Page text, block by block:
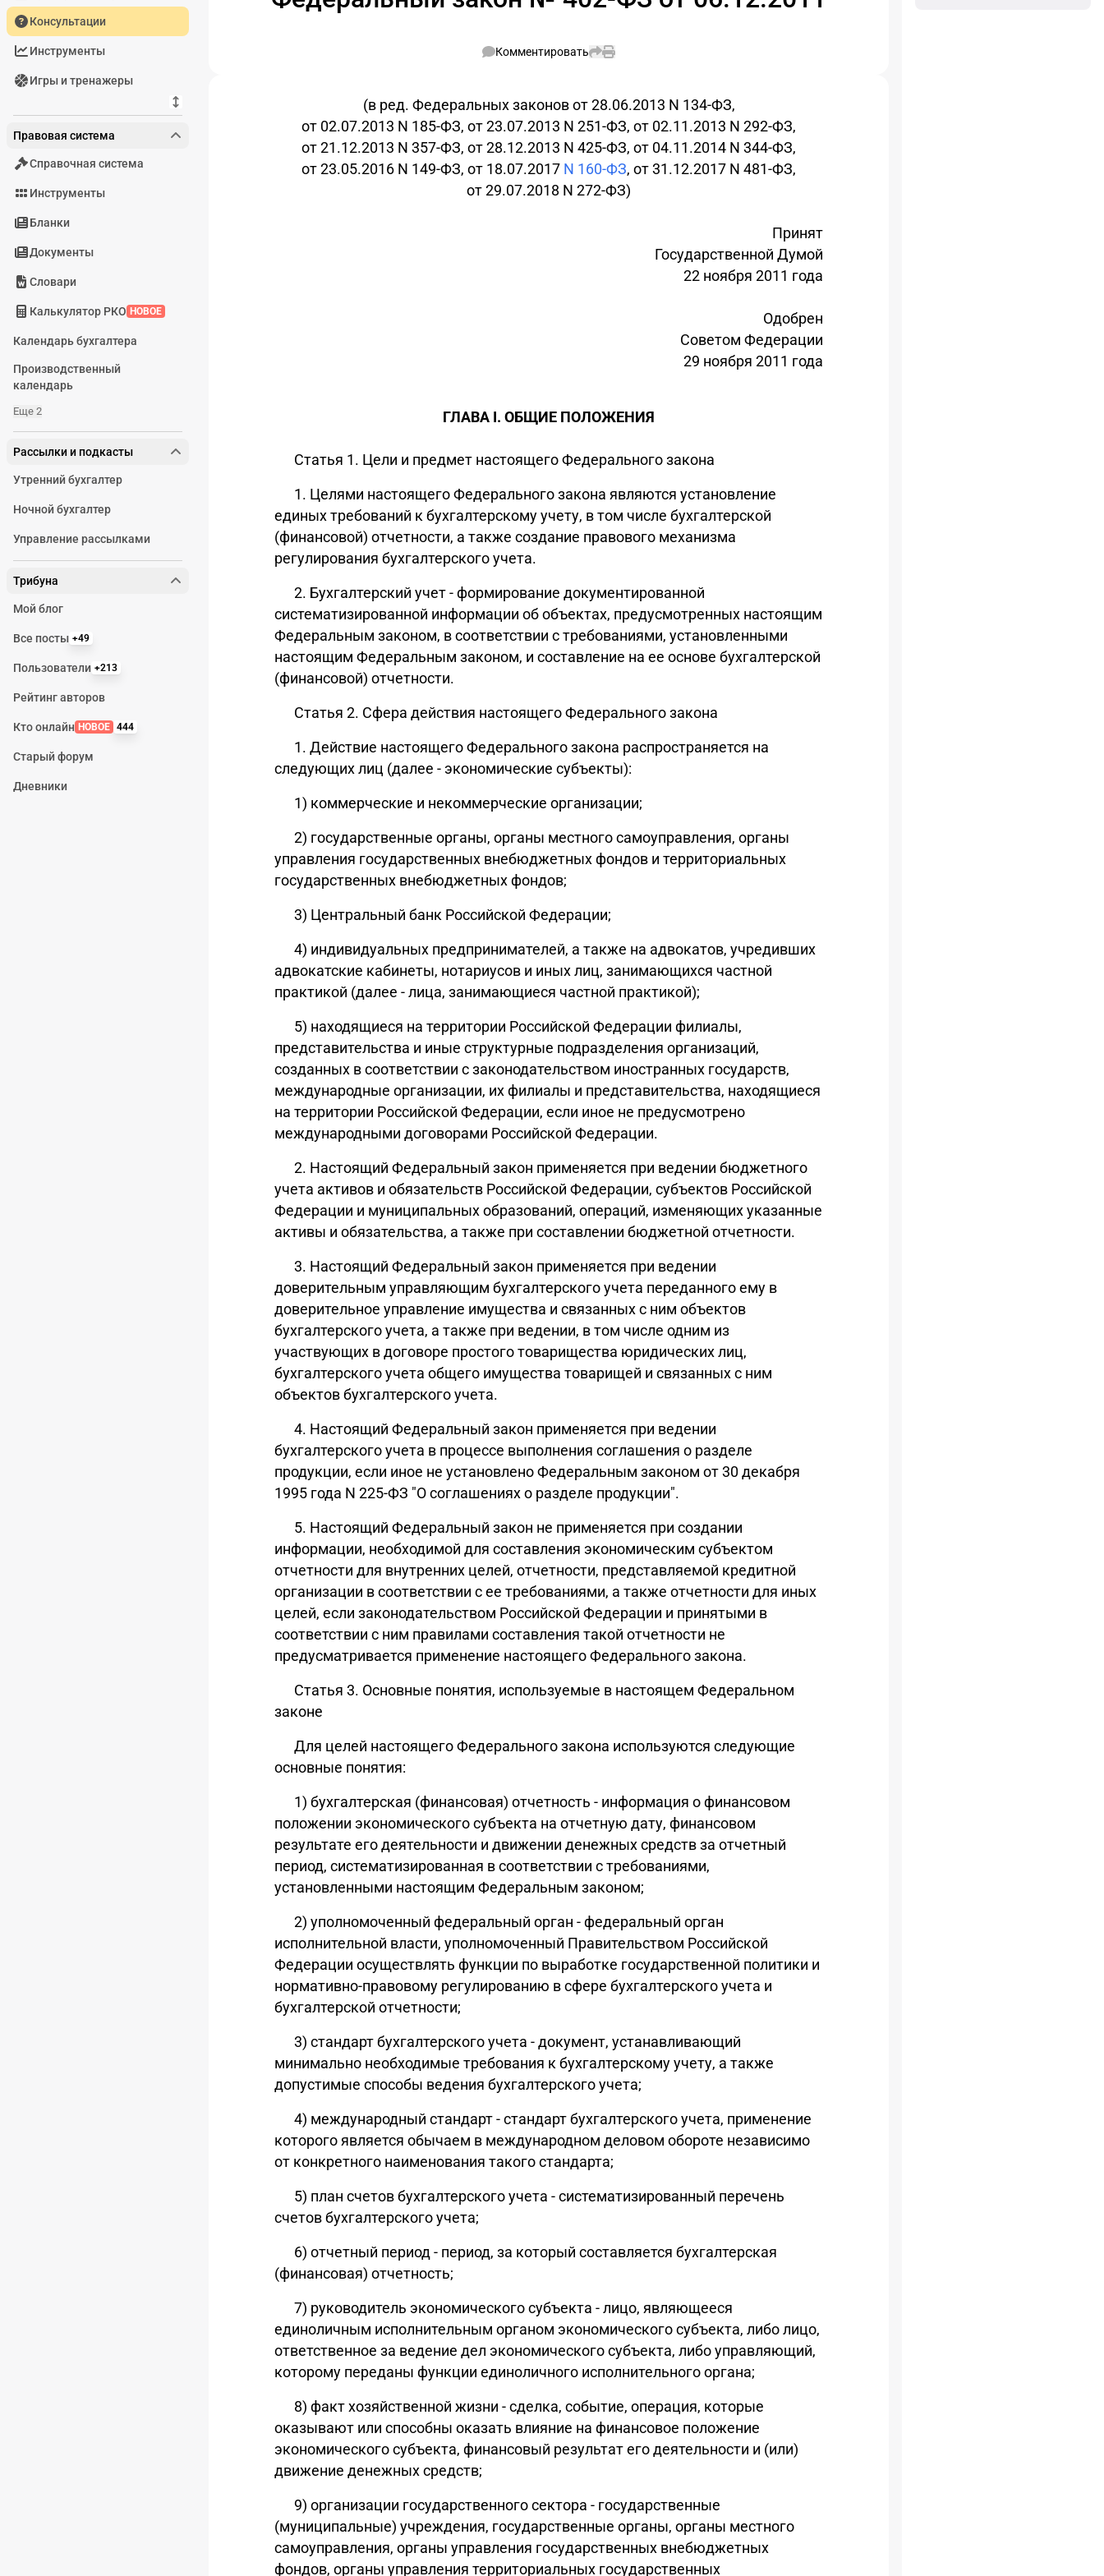
Консультации
Инструменты
Игры и тренажеры
Правовая система
Справочная система
Инструменты
Бланки
Документы
Словари
Калькулятор РКО НОВОЕ
Календарь бухгалтера
Производственный
календарь
Еще 2
Рассылки и подкасты
Утренний бухгалтер
Ночной бухгалтер
Управление рассылками
Трибуна
Мой блог
Все посты +49
Пользователи +213
Рейтинг авторов
Кто онлайн НОВОЕ 444
Старый форум
Дневники
Комментировать
(в ред. Федеральных законов от 28.06.2013 N 134-ФЗ,
от 02.07.2013 N 185-ФЗ, от 23.07.2013 N 251-ФЗ, от 02.11.2013 N 292-ФЗ,
от 21.12.2013 N 357-ФЗ, от 28.12.2013 N 425-ФЗ, от 04.11.2014 N 344-ФЗ,
от 23.05.2016 N 149-ФЗ, от 18.07.2017 N 160-ФЗ, от 31.12.2017 N 481-ФЗ,
от 29.07.2018 N 272-ФЗ)
Принят
Государственной Думой
22 ноября 2011 года
Одобрен
Советом Федерации
29 ноября 2011 года
ГЛАВА I. ОБЩИЕ ПОЛОЖЕНИЯ
Статья 1. Цели и предмет настоящего Федерального закона
1. Целями настоящего Федерального закона являются установление
единых требований к бухгалтерскому учету, в том числе бухгалтерской
(финансовой) отчетности, а также создание правового механизма
регулирования бухгалтерского учета.
2. Бухгалтерский учет - формирование документированной
систематизированной информации об объектах, предусмотренных настоящим
Федеральным законом, в соответствии с требованиями, установленными
настоящим Федеральным законом, и составление на ее основе бухгалтерской
(финансовой) отчетности.
Статья 2. Сфера действия настоящего Федерального закона
1. Действие настоящего Федерального закона распространяется на
следующих лиц (далее - экономические субъекты):
1) коммерческие и некоммерческие организации;
2) государственные органы, органы местного самоуправления, органы
управления государственных внебюджетных фондов и территориальных
государственных внебюджетных фондов;
3) Центральный банк Российской Федерации;
4) индивидуальных предпринимателей, а также на адвокатов, учредивших
адвокатские кабинеты, нотариусов и иных лиц, занимающихся частной
практикой (далее - лица, занимающиеся частной практикой);
5) находящиеся на территории Российской Федерации филиалы,
представительства и иные структурные подразделения организаций,
созданных в соответствии с законодательством иностранных государств,
международные организации, их филиалы и представительства, находящиеся
на территории Российской Федерации, если иное не предусмотрено
международными договорами Российской Федерации.
2. Настоящий Федеральный закон применяется при ведении бюджетного
учета активов и обязательств Российской Федерации, субъектов Российской
Федерации и муниципальных образований, операций, изменяющих указанные
активы и обязательства, а также при составлении бюджетной отчетности.
3. Настоящий Федеральный закон применяется при ведении
доверительным управляющим бухгалтерского учета переданного ему в
доверительное управление имущества и связанных с ним объектов
бухгалтерского учета, а также при ведении, в том числе одним из
участвующих в договоре простого товарищества юридических лиц,
бухгалтерского учета общего имущества товарищей и связанных с ним
объектов бухгалтерского учета.
4. Настоящий Федеральный закон применяется при ведении
бухгалтерского учета в процессе выполнения соглашения о разделе
продукции, если иное не установлено Федеральным законом от 30 декабря
1995 года N 225-ФЗ "О соглашениях о разделе продукции".
5. Настоящий Федеральный закон не применяется при создании
информации, необходимой для составления экономическим субъектом
отчетности для внутренних целей, отчетности, представляемой кредитной
организации в соответствии с ее требованиями, а также отчетности для иных
целей, если законодательством Российской Федерации и принятыми в
соответствии с ним правилами составления такой отчетности не
предусматривается применение настоящего Федерального закона.
Статья 3. Основные понятия, используемые в настоящем Федеральном
законе
Для целей настоящего Федерального закона используются следующие
основные понятия:
1) бухгалтерская (финансовая) отчетность - информация о финансовом
положении экономического субъекта на отчетную дату, финансовом
результате его деятельности и движении денежных средств за отчетный
период, систематизированная в соответствии с требованиями,
установленными настоящим Федеральным законом;
2) уполномоченный федеральный орган - федеральный орган
исполнительной власти, уполномоченный Правительством Российской
Федерации осуществлять функции по выработке государственной политики и
нормативно-правовому регулированию в сфере бухгалтерского учета и
бухгалтерской отчетности;
3) стандарт бухгалтерского учета - документ, устанавливающий
минимально необходимые требования к бухгалтерскому учету, а также
допустимые способы ведения бухгалтерского учета;
4) международный стандарт - стандарт бухгалтерского учета, применение
которого является обычаем в международном деловом обороте независимо
от конкретного наименования такого стандарта;
5) план счетов бухгалтерского учета - систематизированный перечень
счетов бухгалтерского учета;
6) отчетный период - период, за который составляется бухгалтерская
(финансовая) отчетность;
7) руководитель экономического субъекта - лицо, являющееся
единоличным исполнительным органом экономического субъекта, либо лицо,
ответственное за ведение дел экономического субъекта, либо управляющий,
которому переданы функции единоличного исполнительного органа;
8) факт хозяйственной жизни - сделка, событие, операция, которые
оказывают или способны оказать влияние на финансовое положение
экономического субъекта, финансовый результат его деятельности и (или)
движение денежных средств;
9) организации государственного сектора - государственные
(муниципальные) учреждения, государственные органы, органы местного
самоуправления, органы управления государственных внебюджетных
фондов, органы управления территориальных государственных